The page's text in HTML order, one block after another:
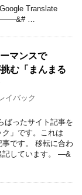
Translate
…
マンスで
む「まんまる
イバック
ばったサイト記事を
」です。これは
事です。 移転に合わ
記しています。 —&